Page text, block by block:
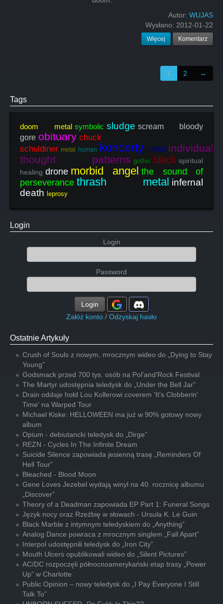
Autor: WUJAS
Wysłano: 2012-01-22
Więcej Komentarz
1 2 →
Tags
doom metal symbolic sludge scream bloody
gore obituary chuck
schuldiner metal human koncerty metal
individual
thought patterns gothic black spiritual
healing drone morbid angel the sound of
perseverance thrash metal infernal
death leprosy
Login
Login
Password
Login
Załóż konto / Odzyskaj hasło
Ostatnie Artykuły
Crush of Souls z nowym, mrocznym wideo do „Dying to Stay
Young”
Godsmack przed 700 tys. osób na Pol'and'Rock Festival
The Martyr udostępnia teledysk do „Under the Bell Jar”
Drain oddaje hołd Lou Kollerowi coverem 'It's Clobberin'
Time' na Warped Tour
Michael Kiske: HELLOWEEN ma już w 90% gotowy nowy
album
Opium - debiutancki teledysk do „Dirge”
REZN - Cycles In The Infinite Dream
Suicide Silence zapowiada jesienną trasę „Reminders Of
Hell Tour”
Bleached - Blood Moon
Gene Loves Jezebel wydają winyl na 40. rocznicę albumu
„Discover”
Theory of a Deadman zapowiada EP Part 1: Funeral Songs
Język nocy oraz Rzeźbię w słowach - Ursula K. Le Guin
Black Marble z intymnym teledyskiem do „Anything”
Analog Dance powraca z mrocznym singlem „Fall Apart”
Interpol udostępnili teledysk do „Iron City”
Mouth Ulcers opublikowali wideo do „Silent Pictures”
AC/DC rozpoczęli północnoamerykański etap trasy „Power
Up” w Charlotte
Public Opinion – nowy teledysk do „I Pay Everyone I Still
Talk To”